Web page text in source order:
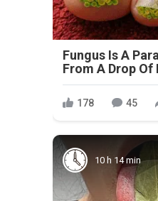
Fungus Is A
From A Drop Of
178 45
10 h 14 min